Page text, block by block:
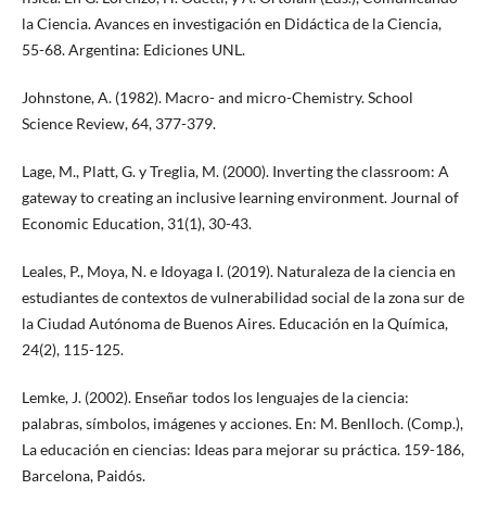
la Ciencia. Avances en investigación en Didáctica de la Ciencia,
55-68. Argentina: Ediciones UNL.
Johnstone, A. (1982). Macro- and micro-Chemistry. School
Science Review, 64, 377-379.
Lage, M., Platt, G. y Treglia, M. (2000). Inverting the classroom: A
gateway to creating an inclusive learning environment. Journal of
Economic Education, 31(1), 30-43.
Leales, P., Moya, N. e Idoyaga I. (2019). Naturaleza de la ciencia en
estudiantes de contextos de vulnerabilidad social de la zona sur de
la Ciudad Autónoma de Buenos Aires. Educación en la Química,
24(2), 115-125.
Lemke, J. (2002). Enseñar todos los lenguajes de la ciencia:
palabras, símbolos, imágenes y acciones. En: M. Benlloch. (Comp.),
La educación en ciencias: Ideas para mejorar su práctica. 159-186,
Barcelona, Paidós.